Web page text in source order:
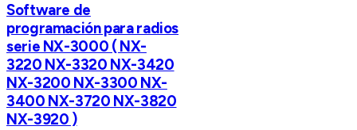
Software de
programación para radios
serie NX-3000 ( NX-
3220 NX-3320 NX-3420
NX-3200 NX-3300 NX-
3400 NX-3720 NX-3820
NX-3920 )